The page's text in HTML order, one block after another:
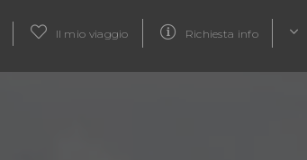
Il mio viaggio Richiesta info